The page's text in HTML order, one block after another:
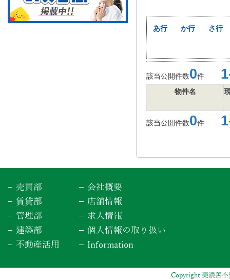
あ行 か行 さ行
該当公開件数0件
物件名
該当公開件数0件
売買部
賃貸部
管理部
建築部
不動産活用
会社概要
店舗情報
求人情報
個人情報の取り扱い
Information
Copyright 美濃善